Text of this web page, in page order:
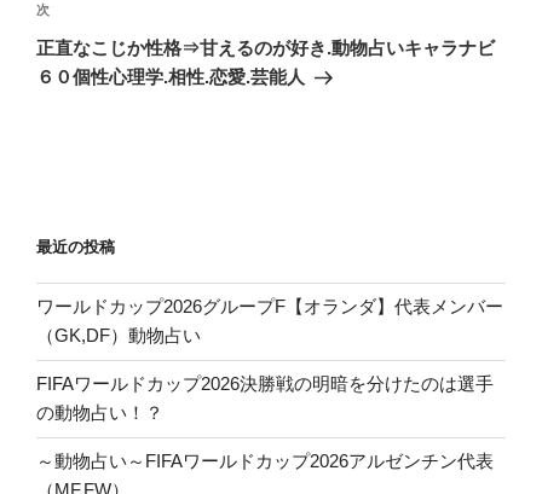
ー
シ
ョ
次
の
投
次
正直なこじか性格⇒甘えるのが好き.動物占いキャラナビ
６０個性心理学.相性.恋愛.芸能人
最近の投稿
ワールドカップ2026グループF【オランダ】代表メンバー
（GK,DF）動物占い
FIFAワールドカップ2026決勝戦の明暗を分けたのは選手
の動物占い！？
～動物占い～FIFAワールドカップ2026アルゼンチン代表